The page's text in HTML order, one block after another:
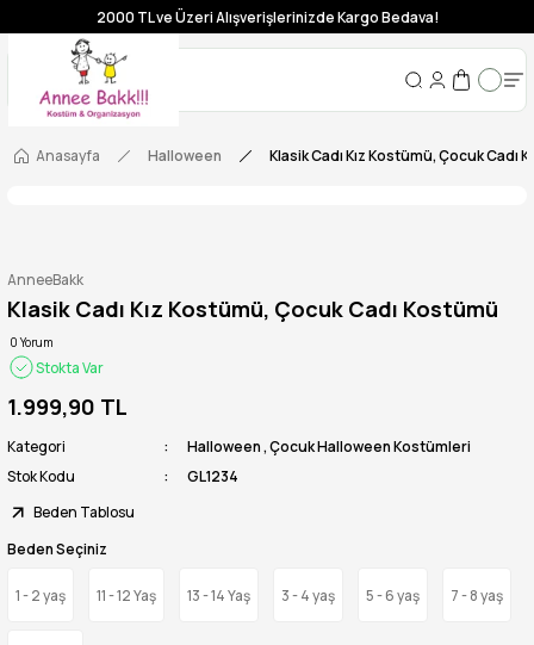
2000 TL ve Üzeri Alışverişlerinizde Kargo Bedava!
Anasayfa Halloween Klasik Cadı Kız Kostümü, Çocuk Cadı
AnneeBakk
Klasik Cadı Kız Kostümü, Çocuk Cadı Kostümü
0 Yorum
Stokta Var
1.999,90 TL
Kategori Halloween,Çocuk Halloween Kostümleri
Stok Kodu
GL1234
Beden Tablosu
Beden Seçiniz
1 - 2 yaş 11 - 12 Yaş 13 - 14 Yaş 3 - 4 yaş 5 - 6 yaş 7 - 8 yaş